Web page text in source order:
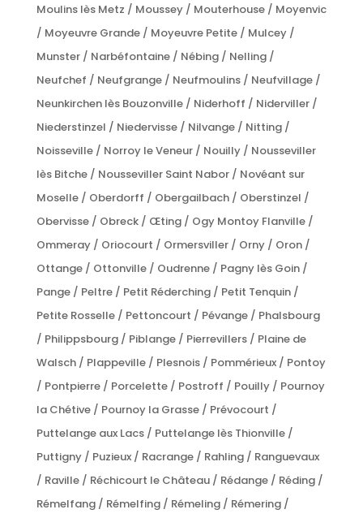
Moulins lès Metz / Moussey / Mouterhouse / Moyenvic
/ Moyeuvre Grande / Moyeuvre Petite / Mulcey /
Munster / Narbéfontaine / Nébing / Nelling /
Neufchef / Neufgrange / Neufmoulins / Neufvillage /
Neunkirchen lès Bouzonville / Niderhoff / Niderviller /
Niederstinzel / Niedervisse / Nilvange / Nitting /
Noisseville / Norroy le Veneur / Nouilly / Nousseviller
lès Bitche / Nousseviller Saint Nabor / Novéant sur
Moselle / Oberdorff / Obergailbach / Oberstinzel /
Obervisse / Obreck / Œting / Ogy Montoy Flanville /
Ommeray / Oriocourt / Ormersviller / Orny / Oron /
Ottange / Ottonville / Oudrenne / Pagny lès Goin /
Pange / Peltre / Petit Réderching / Petit Tenquin /
Petite Rosselle / Pettoncourt / Pévange / Phalsbourg
/ Philippsbourg / Piblange / Pierrevillers / Plaine de
Walsch / Plappeville / Plesnois / Pommérieux / Pontoy
/ Pontpierre / Porcelette / Postroff / Pouilly / Pournoy
la Chétive / Pournoy la Grasse / Prévocourt /
Puttelange aux Lacs / Puttelange lès Thionville /
Puttigny / Puzieux / Racrange / Rahling / Ranguevaux
/ Raville / Réchicourt le Château / Rédange / Réding /
Rémelfang / Rémelfing / Rémeling / Rémering /